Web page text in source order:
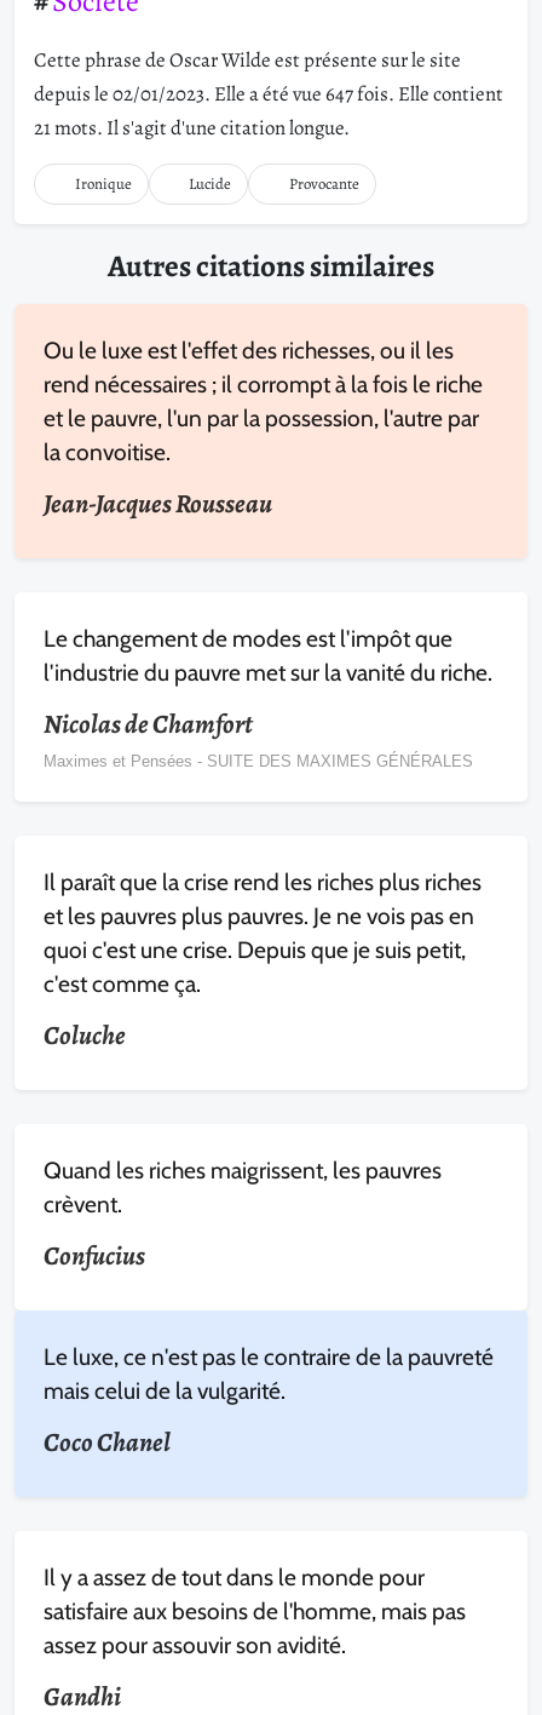
Cette phrase de Oscar Wilde est présente sur le site
depuis le 02/01/2023. Elle a été vue 647 fois. Elle contient
21 mots. Il s'agit d'une citation longue.
Ironique Lucide Provocante
Autres citations similaires
Ou le luxe est l'effet des richesses, ou il les
rend nécessaires ; il corrompt à la fois le riche
et le pauvre, l'un par la possession, l'autre par
la convoitise.
Jean-Jacques Rousseau
Le changement de modes est l'impôt que
l'industrie du pauvre met sur la vanité du riche.
Nicolas de Chamfort
Maximes et Pensées - SUITE DES MAXIMES GÉNÉRALES
Il paraît que la crise rend les riches plus riches
et les pauvres plus pauvres. Je ne vois pas en
quoi c'est une crise. Depuis que je suis petit,
c'est comme ça.
Coluche
Quand les riches maigrissent, les pauvres
crèvent.
Confucius
Le luxe, ce n'est pas le contraire de la pauvreté
mais celui de la vulgarité.
Coco Chanel
Il y a assez de tout dans le monde pour
satisfaire aux besoins de l'homme, mais pas
assez pour assouvir son avidité.
Gandhi